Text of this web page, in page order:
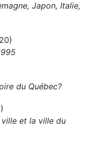
Japon, Italie,
du Québec?
et la ville du